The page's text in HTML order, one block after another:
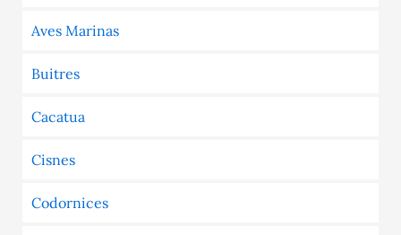
Aves Marinas
Buitres
Cacatua
Cisnes
Codornices